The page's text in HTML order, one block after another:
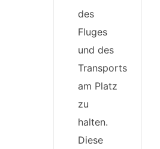
des
Fluges
und des
Transports
am Platz
zu
halten.
Diese